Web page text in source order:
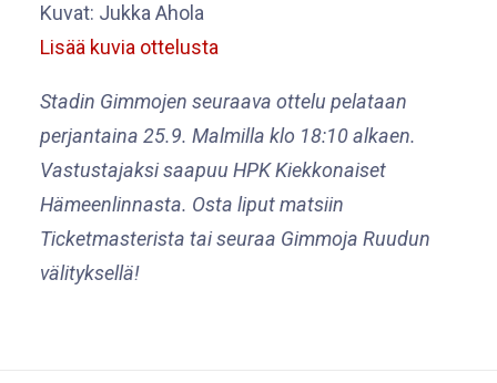
Kuvat: Jukka Ahola
Lisää kuvia ottelusta
Stadin Gimmojen seuraava ottelu pelataan
perjantaina 25.9. Malmilla klo 18:10 alkaen.
Vastustajaksi saapuu HPK Kiekkonaiset
Hämeenlinnasta. Osta liput matsiin
Ticketmasterista tai seuraa Gimmoja Ruudun
välityksellä!